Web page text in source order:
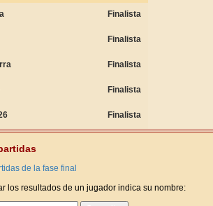
Finalista
Finalista
Finalista
Finalista
Finalista
de la fase final
los resultados de un jugador indica su nombre: